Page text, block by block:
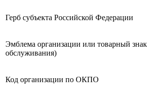
Герб субъекта Российской Федерации
Эмблема организации или товарный знак
обслуживания)
Код организации по ОКПО